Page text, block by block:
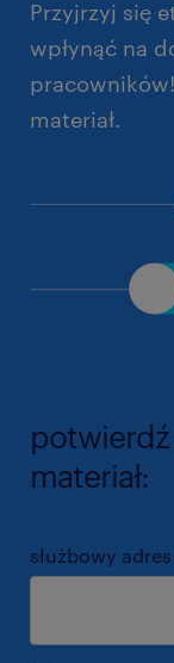
Przyjrzyj się
wpłynąć na
materiał.
materiał:
służbowy